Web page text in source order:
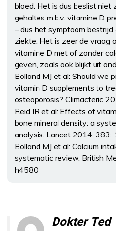
bloed. Het is dus beslist niet
gehaltes m.b.v. vitamine D
– dus het symptoom
ziekte. Het is zeer de vraag
vitamine D met of zonder
geven, zoals ook blijkt uit
Bolland MJ et al: Should we
vitamin D supplements to
osteoporosis? Climacteric
Reid IR et al: Effects of
bone mineral density: a
analysis. Lancet 2014; 383:
Bolland MJ et al: Calcium
systematic review. British
h4580
Dokter Ted